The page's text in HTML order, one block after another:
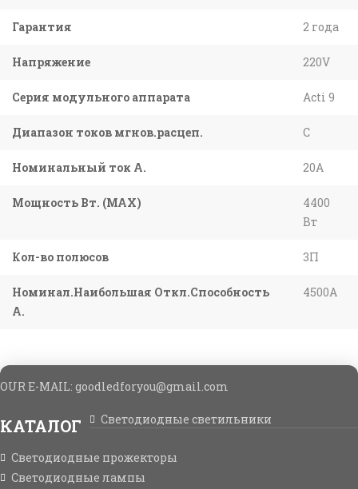
Гарантия 2 года
Напряжение 220V
Серия модульного аппарата Acti 9
Диапазон токов мгнов.расцеп. C
Номинальный ток А. 20A
Мощность Вт. (МАХ)
4400
Вт
Кол-во полюсов 3П
Номинал.Наибольшая Откл.Способность
А.
4500A
OUR E-MAIL: goodledforyou@gmail.cоm
КАТАЛОГ Светодиодные светильники
Светодиодные прожекторы
Светодиодные лампы